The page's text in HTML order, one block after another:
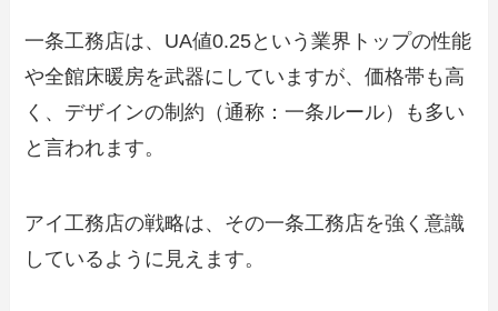
一条工務店は、UA値0.25という業界トップの性能
や全館床暖房を武器にしていますが、価格帯も高
く、デザインの制約（通称：一条ルール）も多い
と言われます。
アイ工務店の戦略は、その一条工務店を強く意識
しているように見えます。